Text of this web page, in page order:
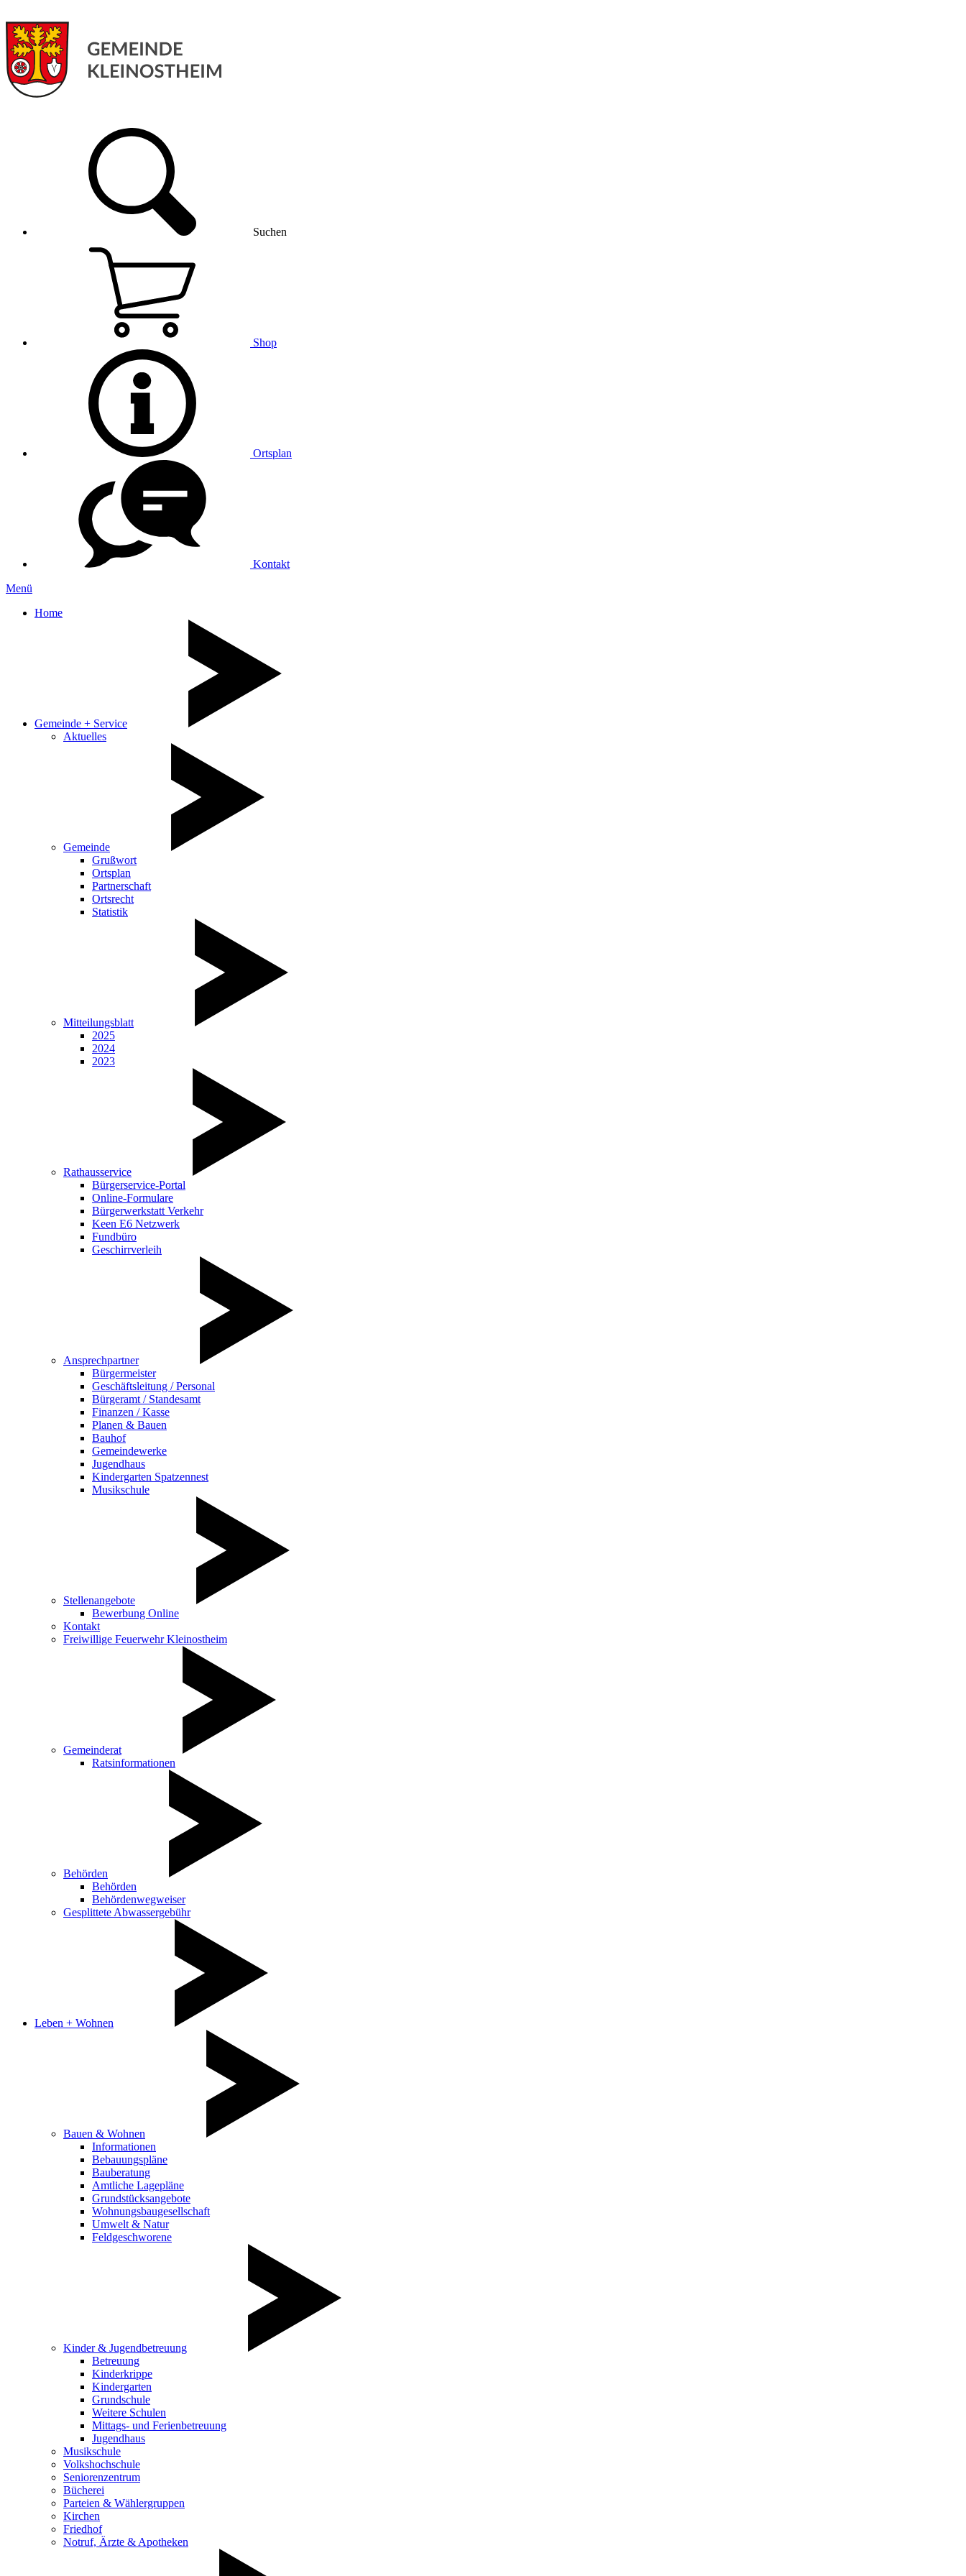
Suchen
Shop
Ortsplan
Kontakt
Menü
Home
Gemeinde + Service
Aktuelles
Gemeinde
Grußwort
Ortsplan
Partnerschaft
Ortsrecht
Statistik
Mitteilungsblatt
2025
2024
2023
Rathausservice
Bürgerservice-Portal
Online-Formulare
Bürgerwerkstatt Verkehr
Keen E6 Netzwerk
Fundbüro
Geschirrverleih
Ansprechpartner
Bürgermeister
Geschäftsleitung / Personal
Bürgeramt / Standesamt
Finanzen / Kasse
Planen & Bauen
Bauhof
Gemeindewerke
Jugendhaus
Kindergarten Spatzennest
Musikschule
Stellenangebote
Bewerbung Online
Kontakt
Freiwillige Feuerwehr Kleinostheim
Gemeinderat
Ratsinformationen
Behörden
Behörden
Behördenwegweiser
Gesplittete Abwassergebühr
Leben + Wohnen
Bauen & Wohnen
Informationen
Bebauungspläne
Bauberatung
Amtliche Lagepläne
Grundstücksangebote
Wohnungsbaugesellschaft
Umwelt & Natur
Feldgeschworene
Kinder & Jugendbetreuung
Betreuung
Kinderkrippe
Kindergarten
Grundschule
Weitere Schulen
Mittags- und Ferienbetreuung
Jugendhaus
Musikschule
Volkshochschule
Seniorenzentrum
Bücherei
Parteien & Wählergruppen
Kirchen
Friedhof
Notruf, Ärzte & Apotheken